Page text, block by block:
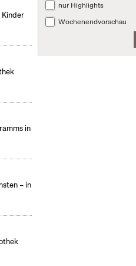
Kinder
in
– in
nur Highlights
Wochenendvorschau